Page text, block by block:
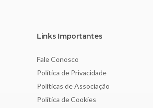
Links Importantes
Fale Conosco
Política de Privacidade
Políticas de Associação
Política de Cookies